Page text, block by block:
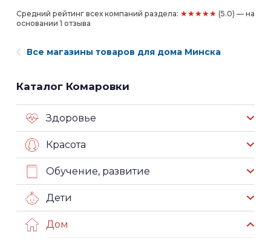
Средний рейтинг всех компаний раздела: ★★★★★ (5.0) — на
основании 1 отзыва
Все магазины товаров для дома Минска
Каталог Комаровки
Здоровье
Красота
Обучение, развитие
Дети
Дом